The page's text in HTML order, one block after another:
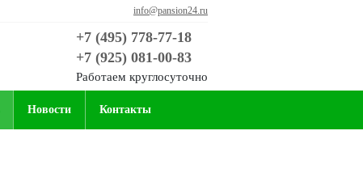
info@pansion24.ru
+7 (495) 778-77-18
+7 (925) 081-00-83
Работаем круглосуточно
Новости Контакты